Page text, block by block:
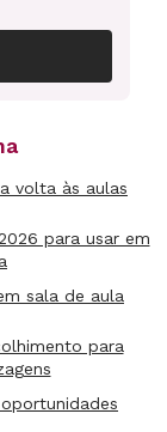
volta às aulas
para usar em
sala de aula
para